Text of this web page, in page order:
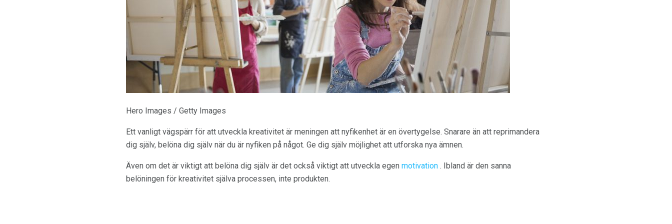
Hero Images / Getty Images
Ett vanligt vägspärr för att utveckla kreativitet är meningen att nyfikenhet är en övertygelse. Snarare än att reprimandera
dig själv, belöna dig själv när du är nyfiken på något. Ge dig själv möjlighet att utforska nya ämnen.
Även om det är viktigt att belöna dig själv är det också viktigt att utveckla egen motivation . Ibland är den sanna
belöningen för kreativitet själva processen, inte produkten.